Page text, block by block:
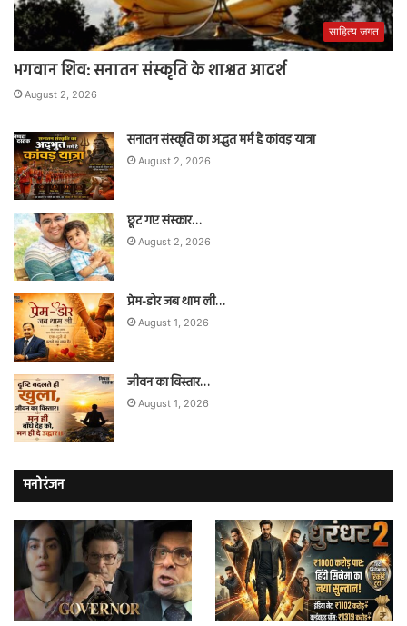
साहित्य जगत
भगवान शिव: सनातन संस्कृति के शाश्वत आदर्श
August 2, 2026
सनातन संस्कृति का अद्भुत मर्म है कांवड़ यात्रा
August 2, 2026
छूट गए संस्कार…
August 2, 2026
प्रेम-डोर जब थाम ली…
August 1, 2026
जीवन का विस्तार…
August 1, 2026
मनोरंजन